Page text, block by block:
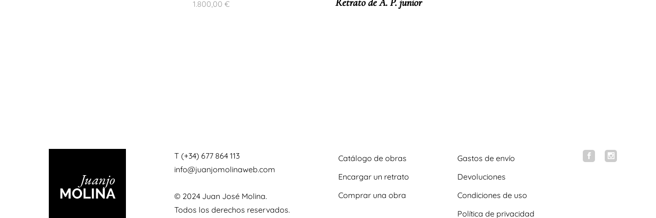
1.800,00 € Retrato de A. P. junior
T (+34) 677 864 113
info@juanjomolinaweb.com
© 2024 Juan José Molina.
Todos los derechos reservados.
Catálogo de obras
Encargar un retrato
Comprar una obra
Gastos de envío
Devoluciones
Condiciones de uso
Política de privacidad